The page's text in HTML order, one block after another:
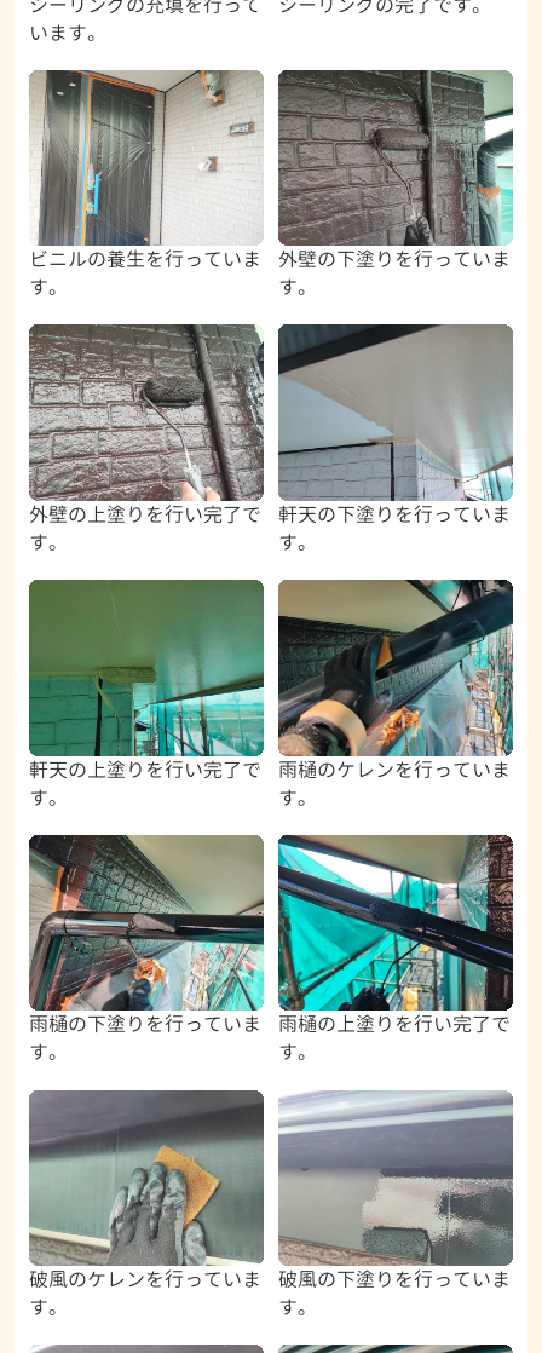
います。
ビニルの養生を行っていま
す。
外壁の下塗りを行っていま
す。
外壁の上塗りを行い完了で
す。
軒天の下塗りを行っていま
す。
軒天の上塗りを行い完了で
す。
雨樋のケレンを行っていま
す。
雨樋の下塗りを行っていま
す。
雨樋の上塗りを行い完了で
す。
破風のケレンを行っていま
す。
破風の下塗りを行っていま
す。